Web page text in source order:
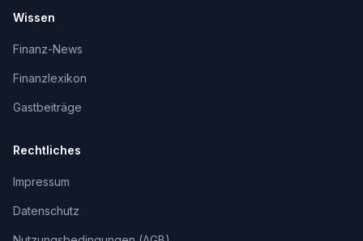
Wissen
Finanz-News
Finanzlexikon
Gastbeiträge
Rechtliches
Impressum
Datenschutz